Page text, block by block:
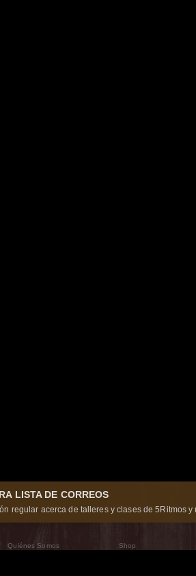
LISTA DE CORREOS
regular acerca de talleres y clases de 5Ritmos y
Quiénes Somos
Shop